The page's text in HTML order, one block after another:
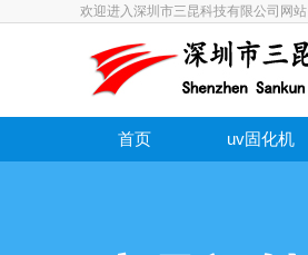
欢迎进入深圳市三昆科技有限公司网站
首页 uv固化机